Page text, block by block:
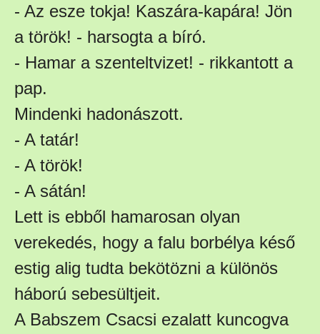
- Az esze tokja! Kaszára-kapára! Jön
a török! - harsogta a bíró.
- Hamar a szenteltvizet! - rikkantott a
pap.
Mindenki hadonászott.
- A tatár!
- A török!
- A sátán!
Lett is ebből hamarosan olyan
verekedés, hogy a falu borbélya késő
estig alig tudta bekötözni a különös
háború sebesültjeit.
A Babszem Csacsi ezalatt kuncogva